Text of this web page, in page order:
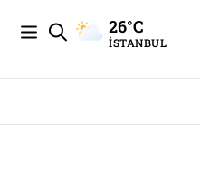
26°C
İSTANBUL